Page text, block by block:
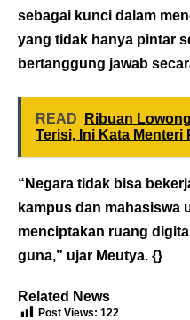
sebagai kunci dalam
yang tidak hanya pintar
bertanggung jawab
READ
Ribuan
Terisi, Ini Kata Menteri
“Negara tidak bisa
kampus dan mahasiswa
menciptakan ruang
guna,” ujar Meutya. {}
Related News
Post Views: 122